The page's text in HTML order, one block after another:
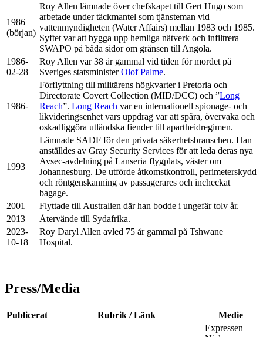
1986
(början)
Roy Allen lämnade över chefskapet till Gert Hugo som
arbetade under täckmantel som tjänsteman vid
vattenmyndigheten (Water Affairs) mellan 1983 och 1985.
Syftet var att bygga upp hemliga nätverk och infiltrera
SWAPO på båda sidor om gränsen till Angola.
1986-
02-28
Roy Allen var 38 år gammal vid tiden för mordet på
Sveriges statsministerOlof Palme.
1986-
Förflyttning till militärens högkvarter i Pretoria och
Directorate Covert Collection (MID/DCC) och ”Long
Reach”. Long Reach var en internationell spionage- och
likvideringsenhet vars uppdrag var att spåra, övervaka och
oskadliggöra utländska fiender till apartheidregimen.
1993
Lämnade SADF för den privata säkerhetsbranschen. Han
anställdes av Gray Security Services för att leda deras nya
Avsec-avdelning på Lanseria flygplats, väster om
Johannesburg. De utförde åtkomstkontroll, perimeterskydd
och röntgenskanning av passagerares och incheckat
bagage.
2001
Flyttade till Australien där han bodde i ungefär tolv år.
2013
Återvände till Sydafrika.
2023-
10-18
Roy Daryl Allen avled 75 år gammal på Tshwane
Hospital.
Press/Media
Publicerat Rubrik / Länk Medie
Expressen